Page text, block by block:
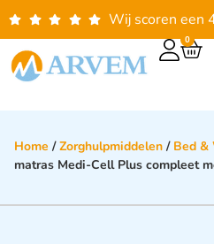
Wij scoren een
0
Home /Zorghulpmiddelen / Bed &
matras Medi-Cell Plus compleet